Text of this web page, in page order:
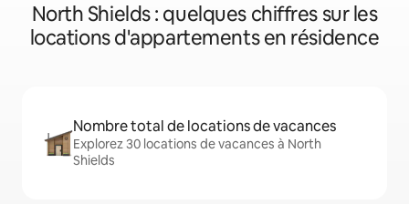
North Shields : quelques chiffres sur les
locations d'appartements en résidence
Nombre total de locations de vacances
Explorez 30 locations de vacances à North
Shields